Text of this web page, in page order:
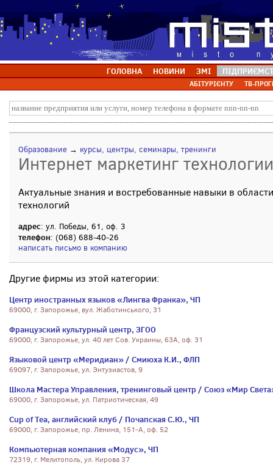
ГОЛОВНА НОВИНИ ЗМІ
АБІТУРІЄНТУ ТВ-
Образование → курсы, центры, семинары, тренинги
Интернет маркетинг
Актуальные знания и востребованные навыки в
технологий
адрес: ул. Победы, 61, оф. 3
телефон: (068) 688-40-26
написать письмо в компанию
Другие фирмы из этой категории:
Центр иностранных языков «Лингва Франка», ЧП
69000, г. Запорожье, вул. Жаботинського, 31
Французский культурный центр, ЗГОО
69000, г. Запорожье, ул. 40 лет Сов. Украины, 63А, оф. 31
Языковой центр «Меридиан» / Смиюха К.И., ФЛП
69097, г. Запорожье, ул. Энтузиастов, 9
Школа Мастера Управления, тренинговый центр / Союз «Мир
69000, г. Запорожье, ул. Патриотическая, 49
Cup of Tea, английский клуб / Почапская С.Ю., ЧП
69000, г. Запорожье, пр. Ленина, 151-А, оф. 52
Компьютерная компания «Модус», ЧП
72319, г. Мелитополь, ул. Кирова 37